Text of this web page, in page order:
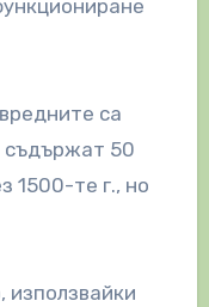
са
съдържат 50
1500-те г., но
използвайки